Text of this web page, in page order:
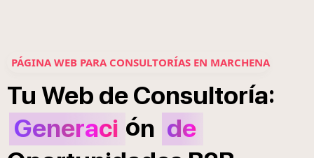
PÁGINA WEB PARA CONSULTORÍAS EN MARCHENA
Tu Web deConsultoría:
Generaci ón de